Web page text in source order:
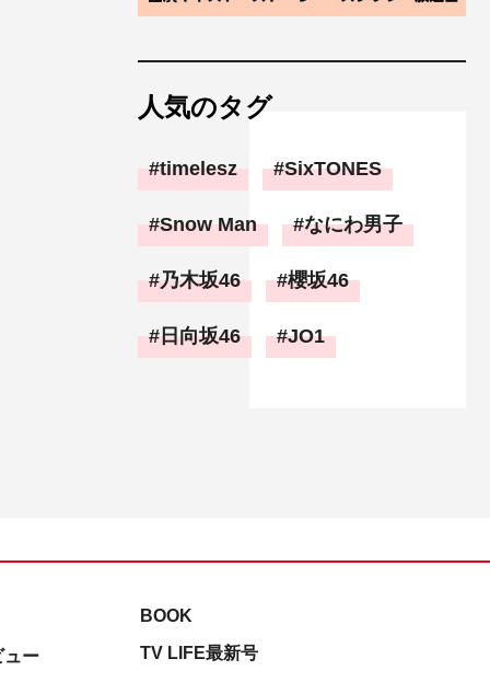
人気のタグ
timelesz SixTONES
Snow Man なにわ男子
乃木坂46 櫻坂46
日向坂46 JO1
ュー
BOOK
TV LIFE最新号